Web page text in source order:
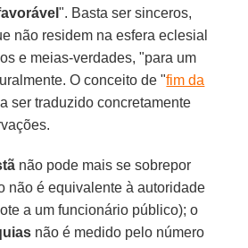
". Basta ser sinceros,
não residem na esfera eclesial
e meias-verdades, "para um
O conceito de "fim da
ser traduzido concretamente
não pode mais se sobrepor
não é equivalente à autoridade
a um funcionário público); o
não é medido pelo número